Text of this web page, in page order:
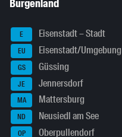
Burgenland
E Eisenstadt – Stadt
EU Eisenstadt/Umgebung
GS Güssing
JE Jennersdorf
MA Mattersburg
ND Neusiedl am See
OP Oberpullendorf